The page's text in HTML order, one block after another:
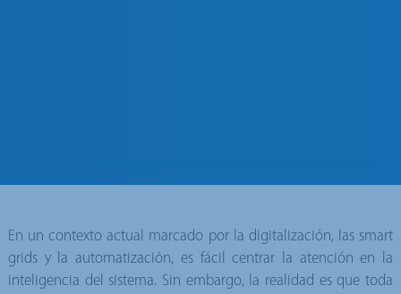
En un contexto actual marcado por la digitalización, las smart
grids y la automatización, es fácil centrar la atención en la
inteligencia del sistema. Sin embargo, la realidad es que toda